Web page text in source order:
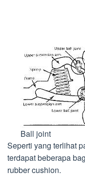
Ball joint
Seperti yang terlihat
terdapat beberapa
rubber cushion.